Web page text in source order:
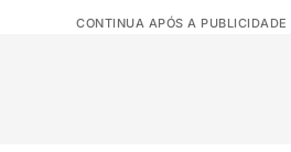
CONTINUA APÓS A PUBLICIDADE